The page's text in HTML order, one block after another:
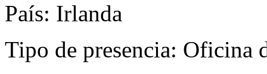
País: Irlanda
Tipo de presencia: Oficina